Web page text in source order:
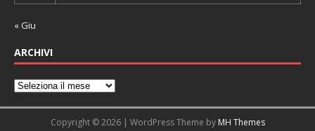
« Giu
ARCHIVI
Copyright © 2026 | WordPress Theme by MH Themes